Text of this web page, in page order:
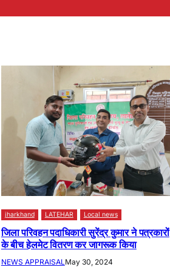
jharkhand LATEHAR Local news
जिला परिवहन पदाधिकारी सुरेंद्र कुमार ने पत्रकारों
के बीच हेलमेट वितरण कर जागरूक किया
NEWS APPRAISAL May 30, 2024